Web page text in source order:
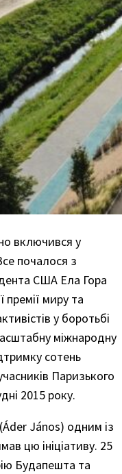
включився у
почалося з
США Ела Гора
миру та
у боротьбі
міжнародну
сотень
Паризького
2015 року.
János) одним із
цю ініціативу. 25
Будапешта та